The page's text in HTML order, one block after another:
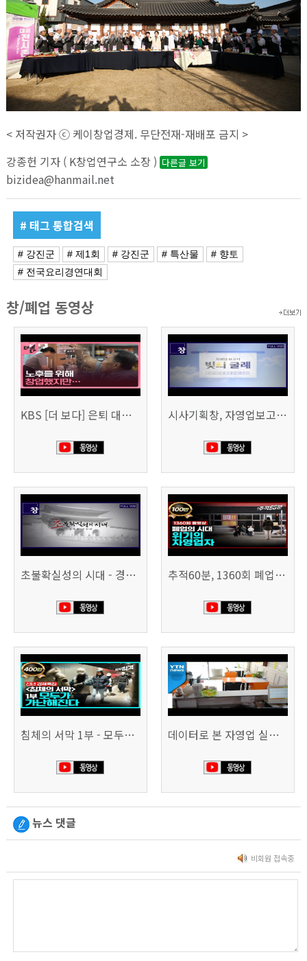
< 저작권자 ⓒ 케이창업경제. 무단전재-재배포 금지 >
강종헌 기자 ( K창업연구소 소장 ) 다른글 보기
bizidea@hanmail.net
# 태그 통합검색
# 강진군 # 제1회 # 강진군 # 특산물
# 향토
# 전국요리경연대회
창/폐업 동영상
KBS [더 보다] 은퇴 대신 폐업 시사기획창, 자영업보고서 빚의 굴레 507회 (KBS 25.6.10)
초불확실성의 시대 - 경제를 구하라 494회 (KBS 25.2.11) 추적60분, 1360회 폐업의 시대, 위기의 자영업자
침체의 서막 1부 - 모두가 가난해진다 | 시사직격 신년특집 데이터로 본 자영업 실태 - 매출 '뚝', 장수 업소도 '휘청'
뉴스 댓글
비회원 접속중